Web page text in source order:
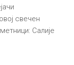
свечен
Салије